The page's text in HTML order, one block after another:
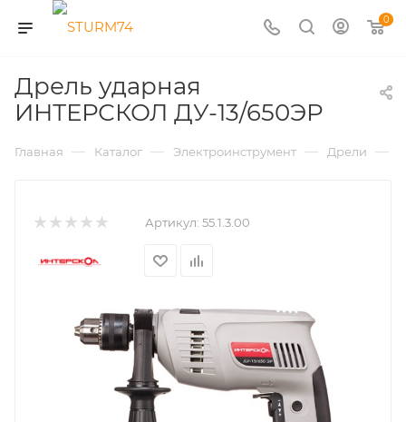
0
Дрель ударная
ИНТЕРСКОЛ ДУ-13/650ЭР
Главная — Каталог — Электроинструмент — Дрели —
Артикул: 55.1.3.00